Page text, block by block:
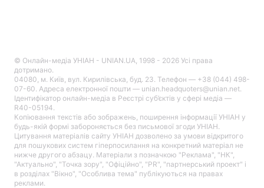
© Онлайн-медіа УНІАН - UNIAN.UA, 1998 - 2026 Усі права
дотримано.
04080, м. Київ, вул. Кирилівська, буд. 23. Телефон — +38 (044) 498-
07-60. Адреса електронної пошти — unian.headquoters@unian.net.
Ідентифікатор онлайн-медіа в Реєстрі суб’єктів у сфері медіа —
R40-05194.
Копіювання текстів або зображень, поширення інформації УНІАН у
будь-якій формі забороняється без письмової згоди УНІАН.
Цитування матеріалів сайту УНІАН дозволено за умови відкритого
для пошукових систем гіперпосилання на конкретний матеріал не
нижче другого абзацу. Матеріали з позначкою "Реклама", "НК",
"Актуально", "Точка зору", "Офіційно", "PR", "партнерський проект" і
в розділах "Вікно", "Особлива тема" публікуються на правах
реклами.